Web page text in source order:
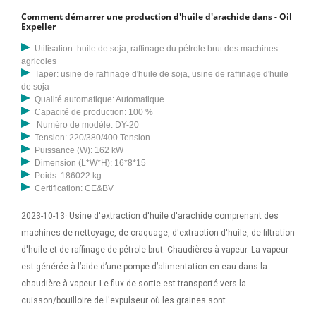
Comment démarrer une production d'huile d'arachide dans - Oil
Expeller
Utilisation: huile de soja, raffinage du pétrole brut des machines
agricoles
Taper: usine de raffinage d'huile de soja, usine de raffinage d'huile
de soja
Qualité automatique: Automatique
Capacité de production: 100 %
Numéro de modèle: DY-20
Tension: 220/380/400 Tension
Puissance (W): 162 kW
Dimension (L*W*H): 16*8*15
Poids: 186022 kg
Certification: CE&BV
2023-10-13· Usine d'extraction d'huile d'arachide comprenant des
machines de nettoyage, de craquage, d'extraction d'huile, de filtration
d'huile et de raffinage de pétrole brut. Chaudières à vapeur. La vapeur
est générée à l’aide d’une pompe d’alimentation en eau dans la
chaudière à vapeur. Le flux de sortie est transporté vers la
cuisson/bouilloire de l'expulseur où les graines sont